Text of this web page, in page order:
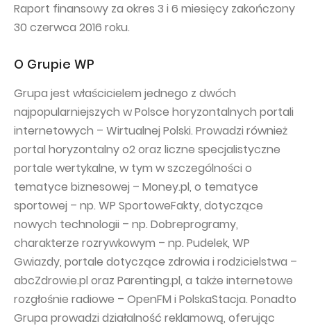
Raport finansowy za okres 3 i 6 miesięcy zakończony
30 czerwca 2016 roku.
O Grupie WP
Grupa jest właścicielem jednego z dwóch
najpopularniejszych w Polsce horyzontalnych portali
internetowych – Wirtualnej Polski. Prowadzi również
portal horyzontalny o2 oraz liczne specjalistyczne
portale wertykalne, w tym w szczególności o
tematyce biznesowej – Money.pl, o tematyce
sportowej – np. WP SportoweFakty, dotyczące
nowych technologii – np. Dobreprogramy,
charakterze rozrywkowym – np. Pudelek, WP
Gwiazdy, portale dotyczące zdrowia i rodzicielstwa –
abcZdrowie.pl oraz Parenting.pl, a także internetowe
rozgłośnie radiowe – OpenFM i PolskaStacja. Ponadto
Grupa prowadzi działalność reklamową, oferując